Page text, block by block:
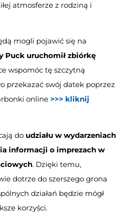
atmosferze z rodziną i
mogli pojawić się na
Puck uruchomił zbiórkę
wspomóc tę szczytną
przekazać swój datek poprzez
online >>> kliknij
do udziału w wydarzeniach
informacji o imprezach w
. Dzięki temu,
dotrze do szerszego grona
działań będzie mógł
korzyści.